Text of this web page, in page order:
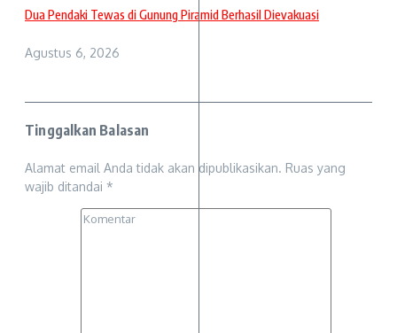
Dua Pendaki Tewas di Gunung Piramid Berhasil Dievakuasi
Agustus 6, 2026
Tinggalkan Balasan
Alamat email Anda tidak akan dipublikasikan. Ruas yang
wajib ditandai *